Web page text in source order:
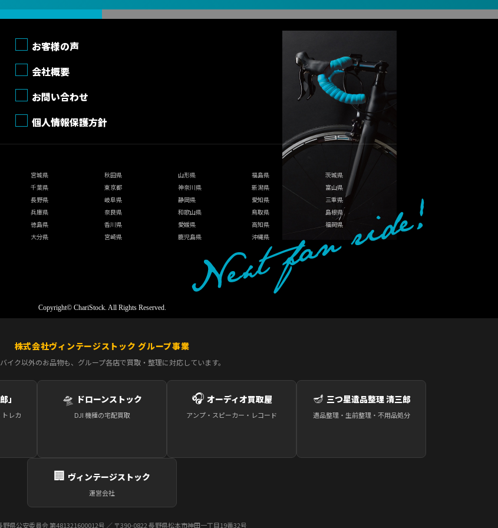
お客様の声
会社概要
お問い合わせ
個人情報保護方針
宮城県 秋田県 山形県 福島県
茨城県
千葉県 東京都 神奈川県 新潟県
富山県
長野県 岐阜県 静岡県 愛知県
三重県
兵庫県 奈良県 和歌山県 鳥取県
島根県
徳島県 香川県 愛媛県 高知県
福岡県
大分県 宮崎県 鹿児島県 沖縄県
Copyright© ChariStock. All Rights Reserved.
株式会社ヴィンテージストック グループ事業
イク以外のお品物も、グループ各店で買取・整理に対応しています。
」
レカ
🛸 ドローンストック
DJI 機種の宅配買取
🎧 オーディオ買取屋
アンプ・スピーカー・レコード
🪔 三つ星遺品整理 清三郎
遺品整理・生前整理・不用品処分
🏢 ヴィンテージストック
運営会社
県公安委員会 第481321600012号 ／ 〒390-0822 長野県松本市神田一丁目19番32号